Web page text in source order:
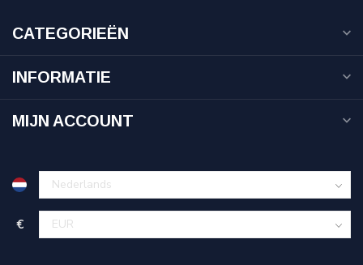
CATEGORIEËN
INFORMATIE
MIJN ACCOUNT
€